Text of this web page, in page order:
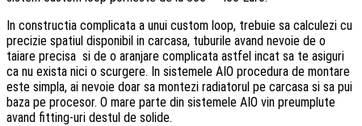
In constructia complicata a unui custom loop, trebuie sa calculezi cu
precizie spatiul disponibil in carcasa, tuburile avand nevoie de o
taiare precisa si de o aranjare complicata astfel incat sa te asiguri
ca nu exista nici o scurgere. In sistemele AIO procedura de montare
este simpla, ai nevoie doar sa montezi radiatorul pe carcasa si sa pui
baza pe procesor. O mare parte din sistemele AIO vin preumplute
avand fitting-uri destul de solide.